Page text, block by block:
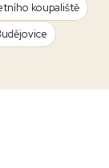
koupaliště